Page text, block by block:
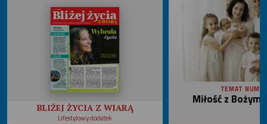
BLIŻEJ ŻYCIA Z WIARĄ
Lifestylowy dodatek
TEMAT
Miłość z